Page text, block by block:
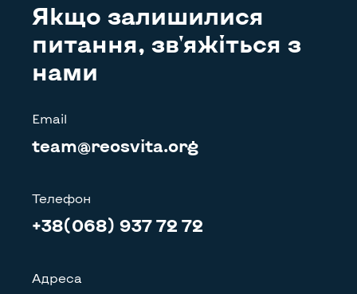
Якщо залишилися
питання, зв'яжіться з
нами
Email
team@reosvita.org
Телефон
+38(068) 937 72 72
Адреса